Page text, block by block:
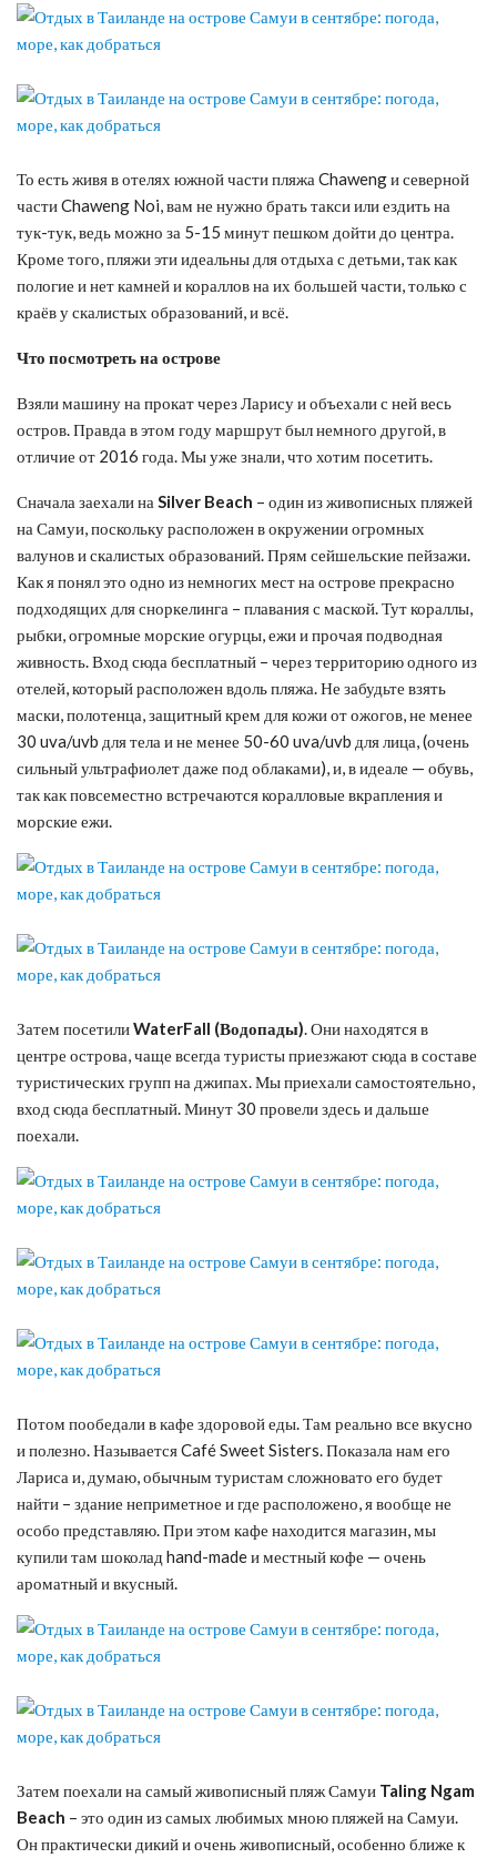
То есть живя в отелях южной части пляжа Chaweng и северной
части Chaweng Noi, вам не нужно брать такси или ездить на
тук-тук, ведь можно за 5-15 минут пешком дойти до центра.
Кроме того, пляжи эти идеальны для отдыха с детьми, так как
пологие и нет камней и кораллов на их большей части, только с
краёв у скалистых образований, и всё.
Что посмотреть на острове
Взяли машину на прокат через Ларису и объехали с ней весь
остров. Правда в этом году маршрут был немного другой, в
отличие от 2016 года. Мы уже знали, что хотим посетить.
Сначала заехали на Silver Beach – один из живописных пляжей
на Самуи, поскольку расположен в окружении огромных
валунов и скалистых образований. Прям сейшельские пейзажи.
Как я понял это одно из немногих мест на острове прекрасно
подходящих для сноркелинга – плавания с маской. Тут кораллы,
рыбки, огромные морские огурцы, ежи и прочая подводная
живность. Вход сюда бесплатный – через территорию одного из
отелей, который расположен вдоль пляжа. Не забудьте взять
маски, полотенца, защитный крем для кожи от ожогов, не менее
30 uva/uvb для тела и не менее 50-60 uva/uvb для лица, (очень
сильный ультрафиолет даже под облаками), и, в идеале — обувь,
так как повсеместно встречаются коралловые вкрапления и
морские ежи.
Затем посетилиWaterFall (Водопады). Они находятся в
центре острова, чаще всегда туристы приезжают сюда в составе
туристических групп на джипах. Мы приехали самостоятельно,
вход сюда бесплатный. Минут 30 провели здесь и дальше
поехали.
Потом пообедали в кафе здоровой еды. Там реально все вкусно
и полезно. Называется Café Sweet Sisters. Показала нам его
Лариса и, думаю, обычным туристам сложновато его будет
найти – здание неприметное и где расположено, я вообще не
особо представляю. При этом кафе находится магазин, мы
купили там шоколад hand-made и местный кофе — очень
ароматный и вкусный.
Затем поехали на самый живописный пляж Самуи Taling Ngam
Beach – это один из самых любимых мною пляжей на Самуи.
Он практически дикий и очень живописный, особенно ближе к